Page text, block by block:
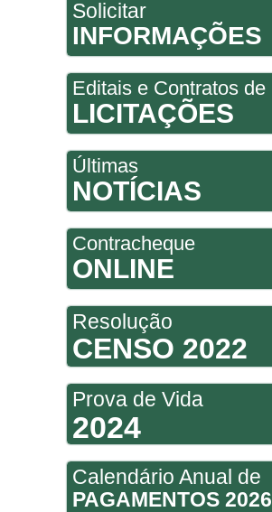
Solicitar
INFORMAÇÕES
Editais e Contratos de
LICITAÇÕES
Últimas
NOTÍCIAS
Contracheque
ONLINE
Resolução
CENSO 2022
Prova de Vida
2024
Calendário Anual de
PAGAMENTOS 2026